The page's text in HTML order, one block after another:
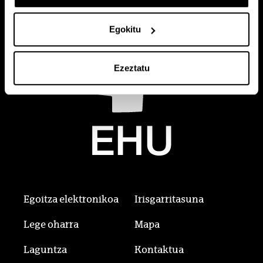
Egokitu
Ezeztatu
Egoitza elektronikoa Irisgarritasuna
Lege oharra Mapa
Laguntza Kontaktua